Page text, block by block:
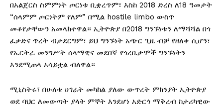
በአልጀርስ ስምምነት ጦርነቱ ቢቋረጥም፣ እስከ 2018 ድረስ ለ18 ዓመታት
“ሰላምም ጦርነትም የለም” በሚል hostile limbo ውስጥ
መቆየታቸውን አመላክተዋል። ኢትዮጵያ በ2018 ግንኙነቱን ለማሻሻል በጎ
ፈቃድና ጥረት ብታደርግም፣ ይህ ግንኙነት አጭር ጊዜ ብቻ የዘለቀ ሲሆን፣
የኤርትራ መንግሥት ሰላማዊና መደበኛ የጎረቤታሞች ግንኙነትን
እንደሚጠላ አሳይቷል ብለዋል።
ሚኒስትሩ፣ በሁለቱ ሀገራት መካከል ያለው ውጥረት ምክንያት ኢትዮጵያ
ወደ ባህር ለመውጣት ያላት ምኞት እንደሆነ አድርጎ ማቅረብ ከታሪካዊው